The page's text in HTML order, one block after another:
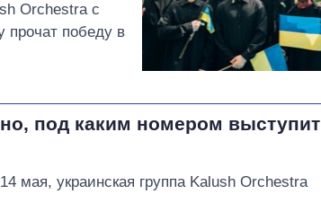
Orchestra с
прочат победу в
под каким номером выступит
мая, украинская группа Kalush Orchestra